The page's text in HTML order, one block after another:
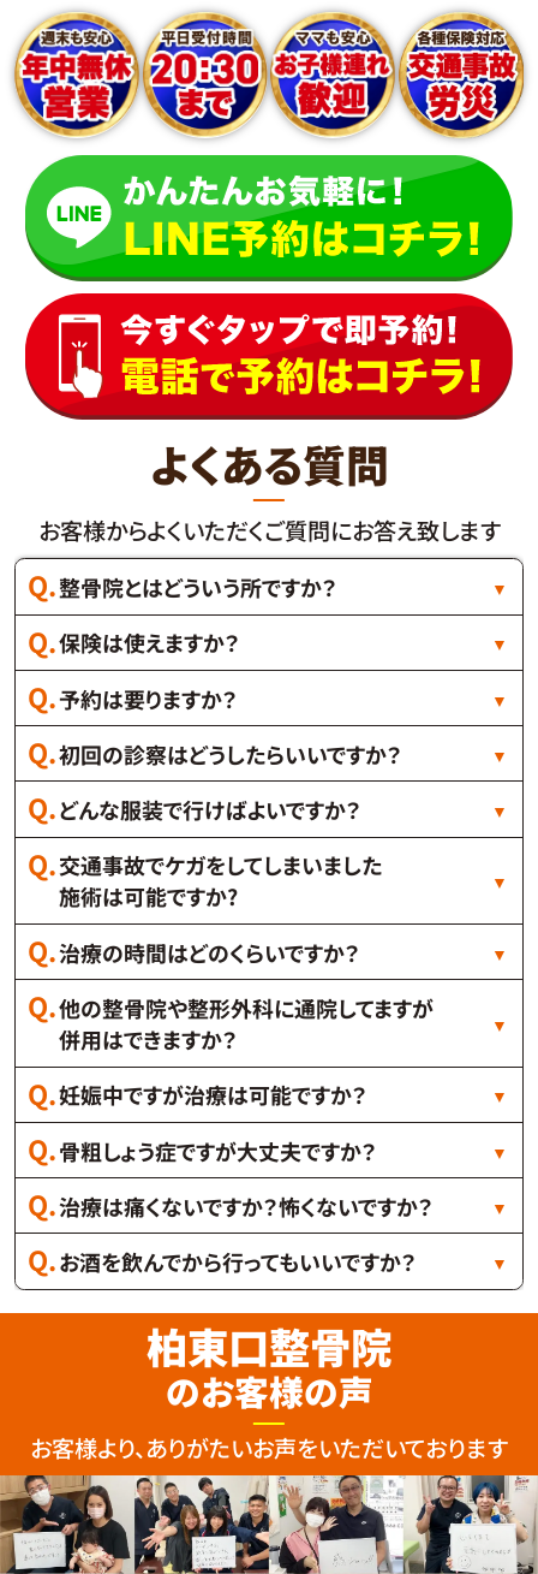
よくある質問
お客様からよくいただくご質問にお答え致します
整骨院とはどういう所ですか？
保険は使えますか？
予約は要りますか？
初回の診察はどうしたらいいですか？
どんな服装で行けばよいですか？
交通事故でケガをしてしまいました
施術は可能ですか?
治療の時間はどのくらいですか？
他の整骨院や整形外科に通院してますが
併用はできますか？
妊娠中ですが治療は可能ですか？
骨粗しょう症ですが大丈夫ですか？
治療は痛くないですか？怖くないですか？
お酒を飲んでから行ってもいいですか？
柏東口整骨院
のお客様の声
お客様より、ありがたいお声をいただいております